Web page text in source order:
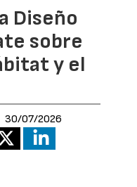
Diseño
sobre
y el
30/07/2026